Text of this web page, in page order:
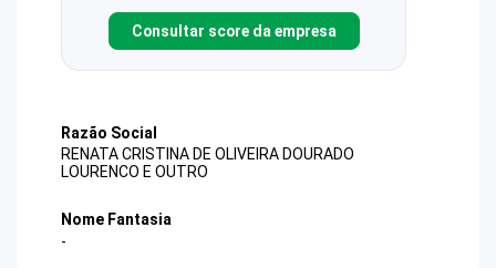
Consultar score da empresa
Razão Social
RENATA CRISTINA DE OLIVEIRA DOURADO
LOURENCO E OUTRO
Nome Fantasia
-